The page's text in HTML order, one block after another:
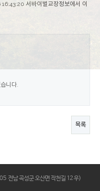
서바이벌교장정보에서 이
니다.
목록
전남 곡성군 오산면 작천길 12 우)